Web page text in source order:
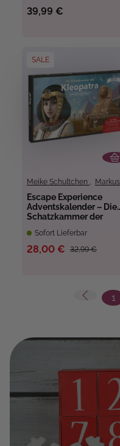
39,99 €
SALE
Meike Schultchen , Markus Müller
Escape Experience
Adventskalender – Die
Schatzkammer der
Sofort Lieferbar
32,99 €
28,00 €
1